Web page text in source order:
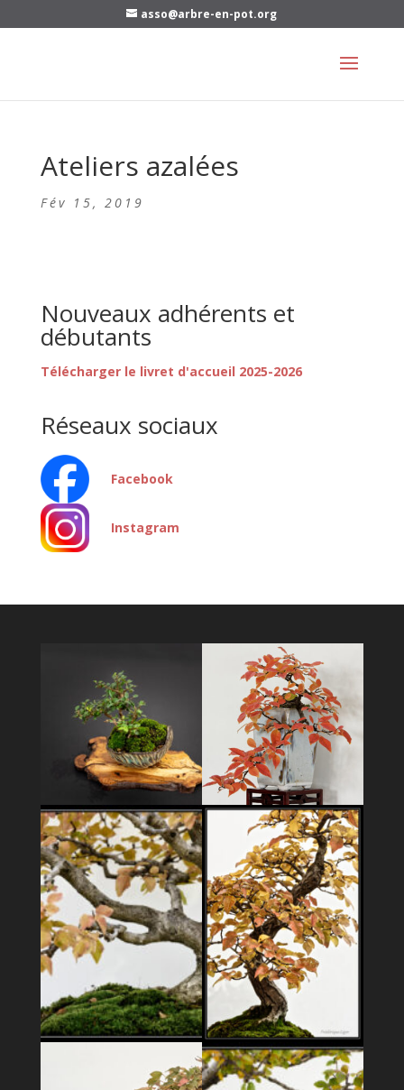
asso@arbre-en-pot.org
Ateliers azalées
Fév 15, 2019
Nouveaux adhérents et
débutants
Télécharger le livret d'accueil 2025-2026
Réseaux sociaux
Facebook
Instagram